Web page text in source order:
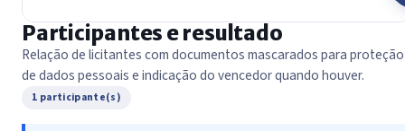
Participantes e resultado
Relação de licitantes com documentos mascarados para proteção
de dados pessoais e indicação do vencedor quando houver.
1 participante(s)